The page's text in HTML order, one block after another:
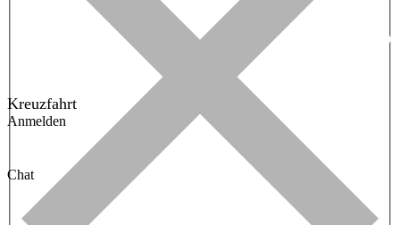
Kreuzfahrt
Anmelden
Chat